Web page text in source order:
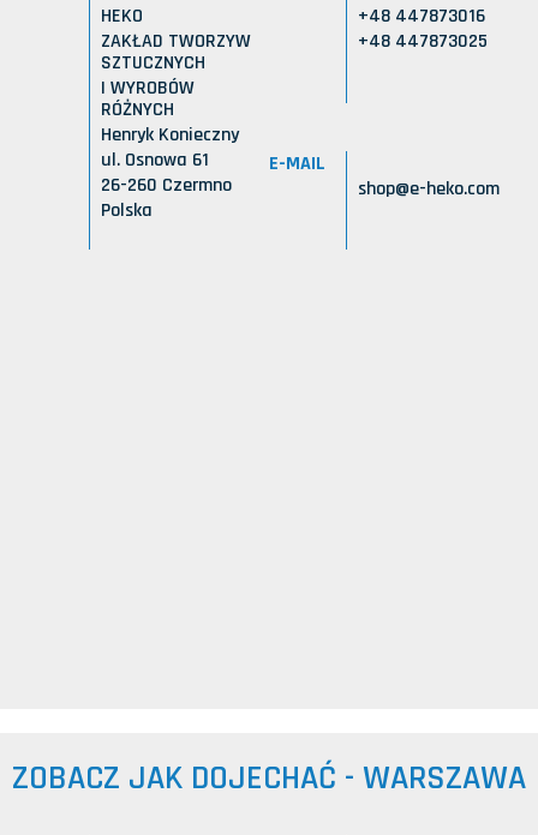
HEKO
ZAKŁAD TWORZYW
SZTUCZNYCH
I WYROBÓW
RÓŻNYCH
Henryk Konieczny
ul. Osnowa 61
26-260 Czermno
Polska
+48 447873016
+48 447873025
E-MAIL
shop@e-heko.com
ZOBACZ JAK DOJECHAĆ - WARSZAWA